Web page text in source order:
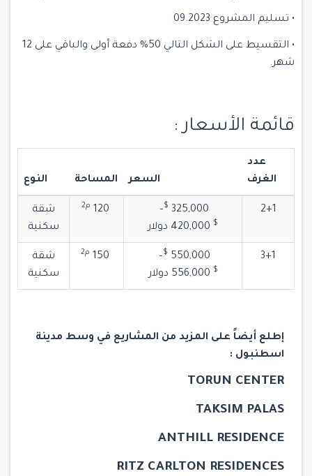
• تسليم المشروع 09.2023
• التقسيط على الشكل التالي 50% دفعة أولى والباقي على 12
شهر.
قائمة الأسعار :
عدد
الغرف
السعر المساحة النوع
2+1
325,000
$‎
–
420,000 $‎ دولار
م2
شقة
سكنية
3+1
550,000
$‎
–
556,000 $‎ دولار
م2
شقة
سكنية
إطلع أيضاً على المزيد من المشاريع في وسط مدينة
اسطنبول :
TORUN CENTER
TAKSIM PALAS
ANTHILL RESIDENCE
RITZ CARLTON RESIDENCES